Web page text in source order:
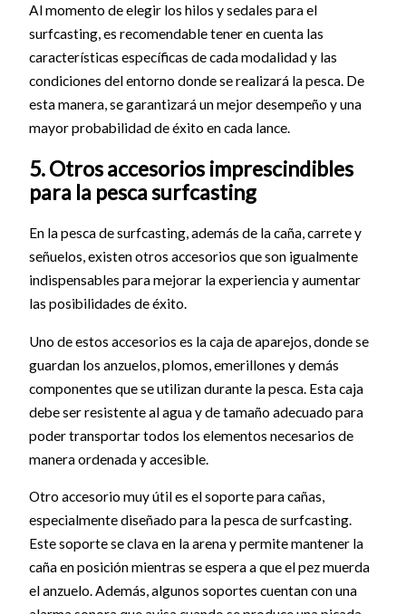
Al momento de elegir los hilos y sedales para el
surfcasting, es recomendable tener en cuenta las
características específicas de cada modalidad y las
condiciones del entorno donde se realizará la pesca. De
esta manera, se garantizará un mejor desempeño y una
mayor probabilidad de éxito en cada lance.
5. Otros accesorios imprescindibles
para la pesca surfcasting
En la pesca de surfcasting, además de la caña, carrete y
señuelos, existen otros accesorios que son igualmente
indispensables para mejorar la experiencia y aumentar
las posibilidades de éxito.
Uno de estos accesorios es la caja de aparejos, donde se
guardan los anzuelos, plomos, emerillones y demás
componentes que se utilizan durante la pesca. Esta caja
debe ser resistente al agua y de tamaño adecuado para
poder transportar todos los elementos necesarios de
manera ordenada y accesible.
Otro accesorio muy útil es el soporte para cañas,
especialmente diseñado para la pesca de surfcasting.
Este soporte se clava en la arena y permite mantener la
caña en posición mientras se espera a que el pez muerda
el anzuelo. Además, algunos soportes cuentan con una